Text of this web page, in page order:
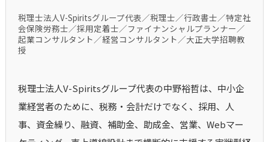
税理士法人V-Spiritsグループ代表／税理士／行政書士／特定社
会保険労務士／採用定着士／ファイナンシャルプランナー／
起業コンサルタント／経営コンサルタント／大正大学招聘教
授
税理士法人V-Spiritsグループ代表の中野裕哲は、中小企
業経営者のために、税務・会計だけでなく、採用、人
事、資金繰り、融資、補助金、助成金、営業、Webマー